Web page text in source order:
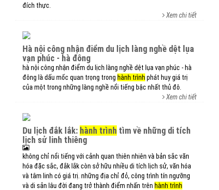
đích thực.
Xem chi tiết
hà nội công nhận điểm du lịch làng nghề dệt lụa
vạn phúc - hà đông
hà nội công nhận điểm du lịch làng nghề dệt lụa vạn phúc - hà
đông là dấu mốc quan trọng trong hành trình phát huy giá trị
của một trong những làng nghề nổi tiếng bậc nhất thủ đô.
Xem chi tiết
du lịch đắk lắk: hành trình tìm về những di tích
lịch sử linh thiêng
không chỉ nổi tiếng với cảnh quan thiên nhiên và bản sắc văn
hóa đặc sắc, đắk lắk còn sở hữu nhiều di tích lịch sử, văn hóa
và tâm linh có giá trị. những địa chỉ đỏ, công trình tín ngưỡng
và di sản lâu đời đang trở thành điểm nhấn trên hành trình